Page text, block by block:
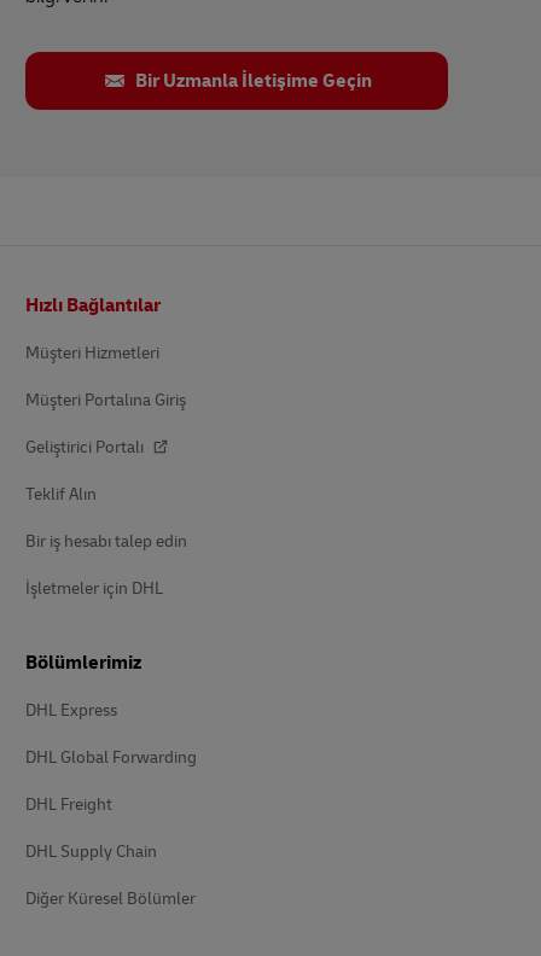
Bir Uzmanla İletişime Geçin
Hızlı Bağlantılar
Müşteri Hizmetleri
Müşteri Portalına Giriş
Geliştirici Portalı
Teklif Alın
Bir iş hesabı talep edin
İşletmeler için DHL
Bölümlerimiz
DHL Express
DHL Global Forwarding
DHL Freight
DHL Supply Chain
Diğer Küresel Bölümler